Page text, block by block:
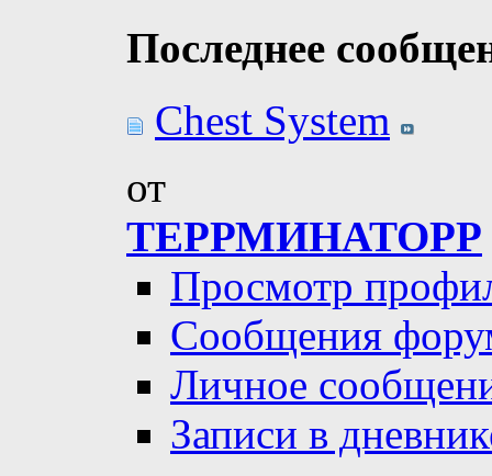
Последнее
Chest System
от
ТЕРРМИНАТОРР
Просмотр
Сообщения
Личное
Записи в